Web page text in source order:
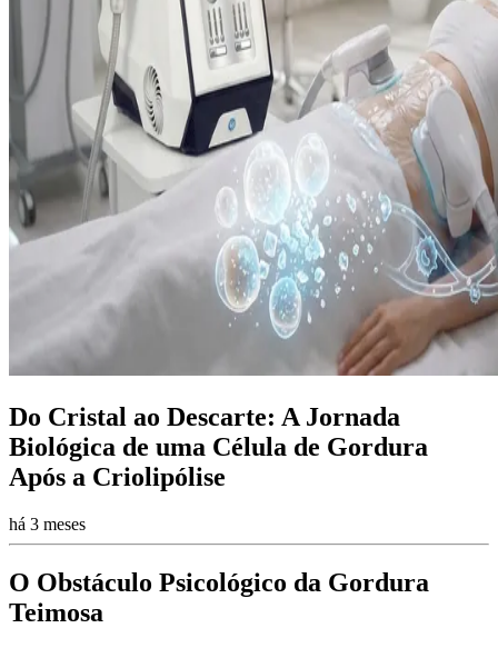
Do Cristal ao Descarte: A Jornada
Biológica de uma Célula de Gordura
Após a Criolipólise
há 3 meses
O Obstáculo Psicológico da Gordura
Teimosa